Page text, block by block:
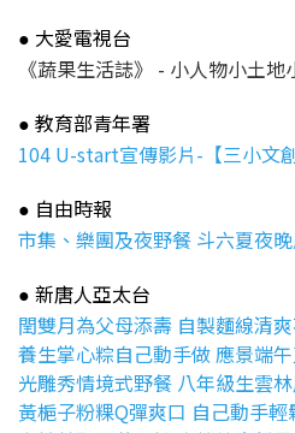
● 大愛電視台
《蔬果生活誌》 - 小人物小土地
● 教育部青年署
104 U-start宣傳影片-【三小文
● 自由時報
市集、樂團及夜野餐 斗六夏夜
● 新唐人亞太台
閏雙月為父母添壽 自製麵線清
養生掌心粽自己動手做 應景端
光雕秀情境式野餐 八年級生雲
黃梔子粉粿Q彈爽口 自己動手輕